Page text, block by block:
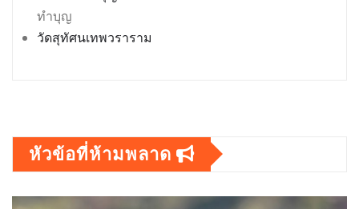
ทำบุญ
วัดสุทัศนเทพวราราม
หัวข้อที่ห้ามพลาด